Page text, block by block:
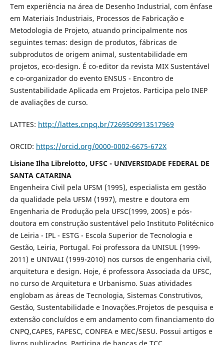
Tem experiência na área de Desenho Industrial, com ênfase
em Materiais Industriais, Processos de Fabricação e
Metodologia de Projeto, atuando principalmente nos
seguintes temas: design de produtos, fábricas de
subprodutos de origem animal, sustentabilidade em
projetos, eco-design. É co-editor da revista MIX Sustentável
e co-organizador do evento ENSUS - Encontro de
Sustentabilidade Aplicada em Projetos. Participa pelo INEP
de avaliações de curso.
LATTES: http://lattes.cnpq.br/7269509913517969
ORCID: https://orcid.org/0000-0002-6675-672X
Lisiane Ilha Librelotto, UFSC - UNIVERSIDADE FEDERAL DE
SANTA CATARINA
Engenheira Civil pela UFSM (1995), especialista em gestão
da qualidade pela UFSM (1997), mestre e doutora em
Engenharia de Produção pela UFSC(1999, 2005) e pós-
doutora em construção sustentável pelo Instituto Politécnico
de Leiria - IPL - ESTG - Escola Superior de Tecnologia e
Gestão, Leiria, Portugal. Foi professora da UNISUL (1999-
2011) e UNIVALI (1999-2010) nos cursos de engenharia civil,
arquitetura e design. Hoje, é professora Associada da UFSC,
no curso de Arquitetura e Urbanismo. Suas atividades
englobam as áreas de Tecnologia, Sistemas Construtivos,
Gestão, Sustentabilidade e Inovações.Projetos de pesquisa e
extensão concluídos e em andamento com financiamento do
CNPQ,CAPES, FAPESC, CONFEA e MEC/SESU. Possui artigos e